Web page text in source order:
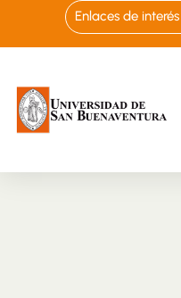
Enlaces de interés